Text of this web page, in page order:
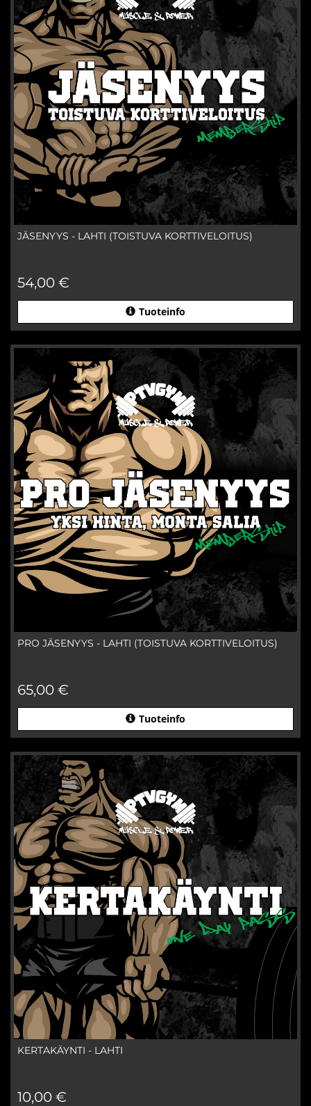
JÄSENYYS - LAHTI (TOISTUVA KORTTIVELOITUS)
54,00 €
Tuoteinfo
PRO JÄSENYYS - LAHTI (TOISTUVA KORTTIVELOITUS)
65,00 €
Tuoteinfo
KERTAKÄYNTI - LAHTI
10,00 €